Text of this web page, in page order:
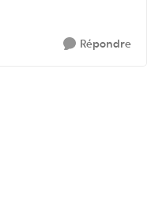
Répondre